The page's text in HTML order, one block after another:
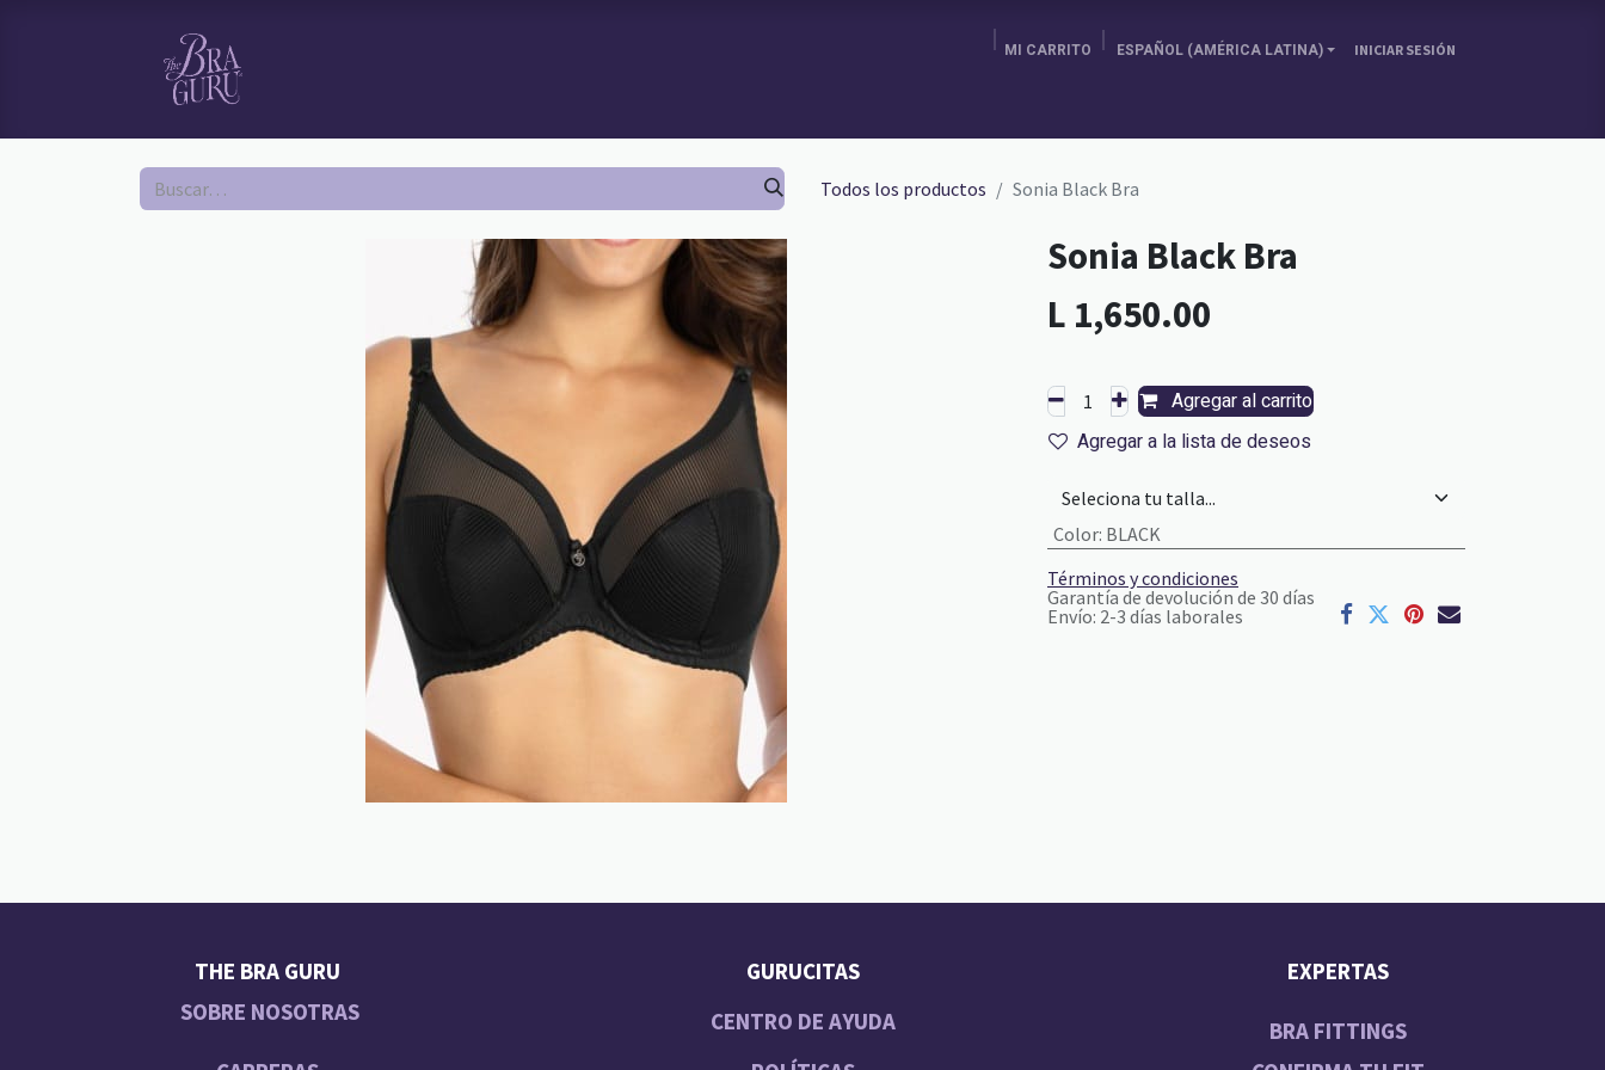
MI CARRITO ESPAÑOL (AMÉRICA LATINA) INICIAR SESIÓN
Todos los productos Sonia Black Bra
Sonia Black Bra
L 1,650.00
Agregar al carrito
Agregar a la lista de deseos
Color: BLACK
Términos y condiciones
Garantía de devolución de 30 días
Envío: 2-3 días laborales
THE BRA GURU
SOBRE NOSOTRAS
GURUCITAS
CENTRO DE AYUDA
EXPERTAS
BRA FITTINGS